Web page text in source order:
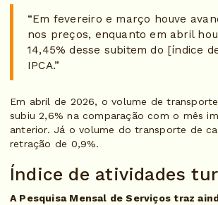
“Em fevereiro e março houve
nos preços, enquanto em abril
14,45% desse subitem do [índice
IPCA.”
Em abril de 2026, o volume de
subiu 2,6% na comparação com o mês
anterior. Já o volume do transporte de
retração de 0,9%.
Índice de atividades
A Pesquisa Mensal de Serviços traz